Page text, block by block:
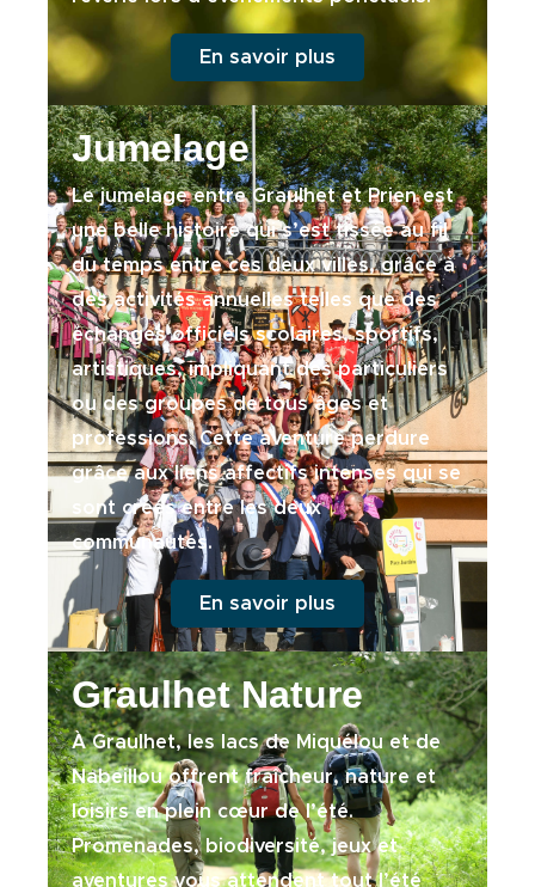
En savoir plus
Jumelage
Le jumelage entre Graulhet et Prien est
une belle histoire qui s’est tissée au fil
du temps entre ces deux villes, grâce à
des activités annuelles telles que des
échanges officiels scolaires, sportifs,
artistiques, impliquant des particuliers
ou des groupes de tous âges et
professions. Cette aventure perdure
grâce aux liens affectifs intenses qui se
sont créés entre les deux
communautés.
En savoir plus
Graulhet Nature
À Graulhet, les lacs de Miquélou et de
Nabeillou offrent fraîcheur, nature et
loisirs en plein cœur de l’été.
Promenades, biodiversité, jeux et
aventures vous attendent tout l’été